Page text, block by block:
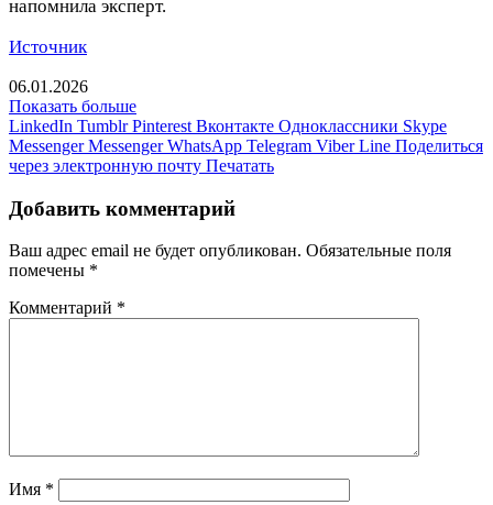
напомнила эксперт.
Источник
06.01.2026
Показать больше
LinkedIn Tumblr Pinterest Вконтакте Одноклассники Skype
Messenger Messenger WhatsApp Telegram Viber Line Поделиться
через электронную почту Печатать
Добавить комментарий
Ваш адрес email не будет опубликован. Обязательные поля
помечены *
Комментарий *
Имя *